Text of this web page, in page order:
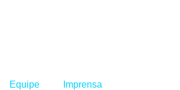
Equipe Imprensa